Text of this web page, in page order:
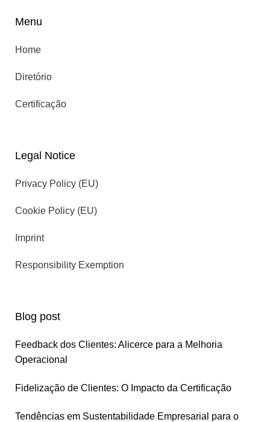
Menu
Home
Diretório
Certificação
Legal Notice
Privacy Policy (EU)
Cookie Policy (EU)
Imprint
Responsibility Exemption
Blog post
Feedback dos Clientes: Alicerce para a Melhoria
Operacional
Fidelização de Clientes: O Impacto da Certificação
Tendências em Sustentabilidade Empresarial para o